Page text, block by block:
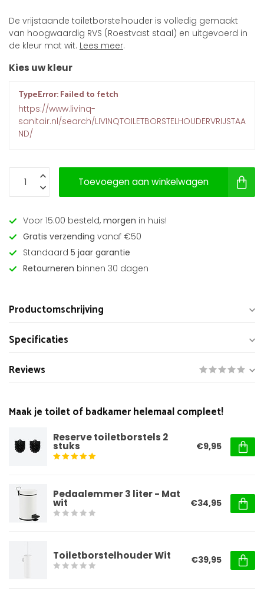
De vrijstaande toiletborstelhouder is volledig gemaakt
van hoogwaardig RVS (Roestvast staal) en uitgevoerd in
de kleur mat wit. Lees meer.
Kies uw kleur
TypeError: Failed to fetch
https://www.livinq-
sanitair.nl/search/LIVINQTOILETBORSTELHOUDERVRIJSTAA
ND/
Toevoegen aan winkelwagen
Voor 15:00 besteld, morgen in huis!
Gratis verzending vanaf €50
Standaard 5 jaar garantie
Retourneren binnen 30 dagen
Productomschrijving
Specificaties
Reviews
Maak je toilet of badkamer helemaal compleet!
Reserve toiletborstels 2
stuks €9,95
Pedaalemmer 3 liter - Mat
wit €34,95
Toiletborstelhouder Wit €39,95